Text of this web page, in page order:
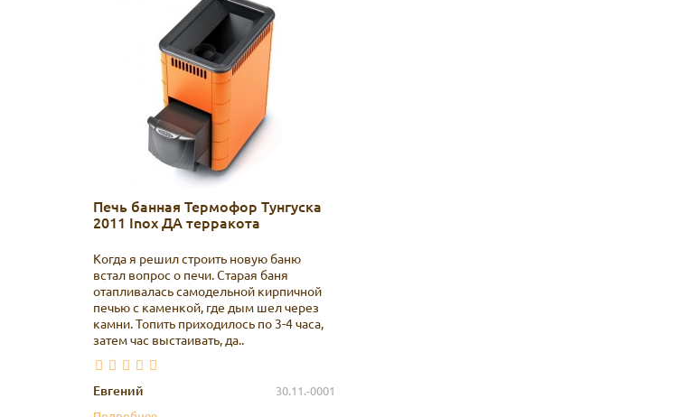
Печь банная Термофор Тунгуска
2011 Inox ДА терракота
Когда я решил строить новую баню
встал вопрос о печи. Старая баня
отапливалась самодельной кирпичной
печью с каменкой, где дым шел через
камни. Топить приходилось по 3-4 часа,
затем час выстаивать, да..
Евгений
30.11.-0001